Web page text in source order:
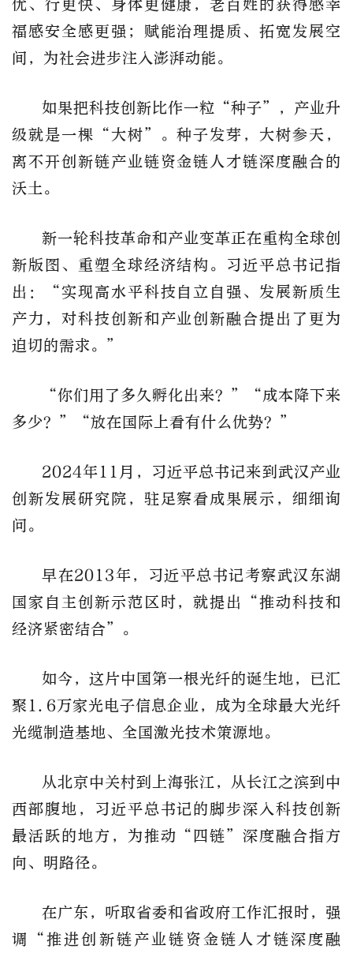
优、行更快、身体更健康，老百姓的获得感幸
福感安全感更强；赋能治理提质、拓宽发展空
间，为社会进步注入澎湃动能。
如果把科技创新比作一粒“种子”，产业升
级就是一棵“大树”。种子发芽，大树参天，
离不开创新链产业链资金链人才链深度融合的
沃土。
新一轮科技革命和产业变革正在重构全球创
新版图、重塑全球经济结构。习近平总书记指
出：“实现高水平科技自立自强、发展新质生
产力，对科技创新和产业创新融合提出了更为
迫切的需求。”
“你们用了多久孵化出来？”“成本降下来
多少？”“放在国际上看有什么优势？”
2024年11月，习近平总书记来到武汉产业
创新发展研究院，驻足察看成果展示，细细询
问。
早在2013年，习近平总书记考察武汉东湖
国家自主创新示范区时，就提出“推动科技和
经济紧密结合”。
如今，这片中国第一根光纤的诞生地，已汇
聚1.6万家光电子信息企业，成为全球最大光纤
光缆制造基地、全国激光技术策源地。
从北京中关村到上海张江，从长江之滨到中
西部腹地，习近平总书记的脚步深入科技创新
最活跃的地方，为推动“四链”深度融合指方
向、明路径。
在广东，听取省委和省政府工作汇报时，强
调“推进创新链产业链资金链人才链深度融